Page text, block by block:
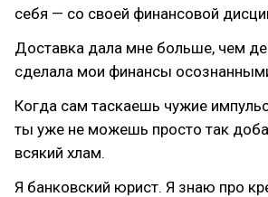
себя — со своей финансовой
Доставка дала мне больше, чем
сделала мои финансы
Когда сам таскаешь чужие
ты уже не можешь просто так
всякий хлам.
Я банковский юрист. Я знаю про